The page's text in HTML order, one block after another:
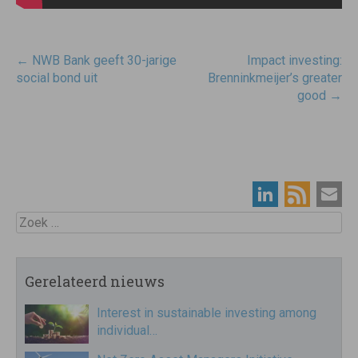
Post
navigatie
← NWB Bank geeft 30-jarige
social bond uit
Impact investing:
Brenninkmeijer’s greater
good →
Zoek
Gerelateerd nieuws
Interest in sustainable investing among
individual…